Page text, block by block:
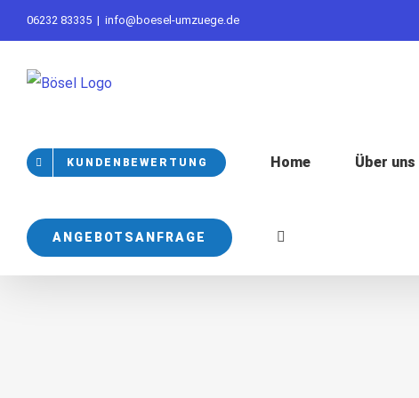
to
content
06232 83335 | info@boesel-umzuege.de
KUNDENBEWERTUNG Home Über uns
ANGEBOTSANFRAGE